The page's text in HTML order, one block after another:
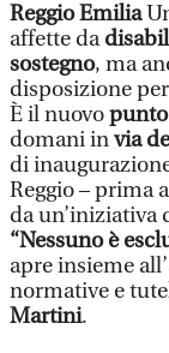
Reggio Emilia
affette da
sostegno, ma
disposizione
È il nuovo
domani invia
di
Reggio – prima
da un’iniziativa
“Nessuno è
apre insieme
normative e
Martini.